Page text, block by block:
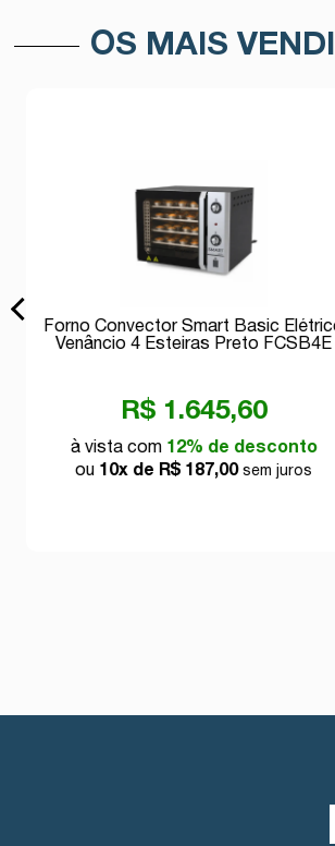
OS MAIS
Forno Convector Smart Basic
Venâncio 4 Esteiras Preto FCSB4E
R$ 1.645,60
à vista com 12% de desconto
ou 10x de R$ 187,00sem juros